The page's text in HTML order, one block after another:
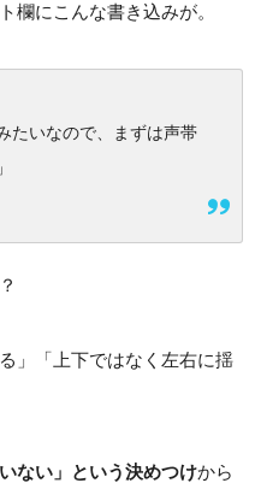
欄にこんな書き込みが。
たいなので、まずは声帯
」「上下ではなく左右に揺
いない」という決めつけから